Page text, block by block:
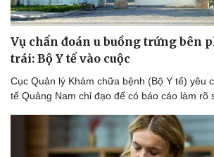
Vụ chẩn đoán u buồng trứng bên
trái: Bộ Y tế vào cuộc
Cục Quản lý Khám chữa bệnh (Bộ Y tế) yêu
tế Quảng Nam chỉ đạo để có báo cáo làm rõ